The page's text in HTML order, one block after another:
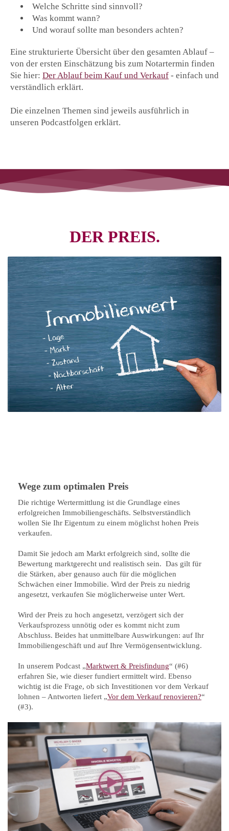
Welche Schritte sind sinnvoll?
Was kommt wann?
Und worauf sollte man besonders achten?
Eine strukturierte Übersicht über den gesamten Ablauf –
von der ersten Einschätzung bis zum Notartermin finden
Sie hier: Der Ablauf beim Kauf und Verkauf - einfach und
verständlich erklärt.
Die einzelnen Themen sind jeweils ausführlich in
unseren Podcastfolgen erklärt.
DER PREIS.
Wege zum optimalen Preis
Die richtige Wertermittlung ist die Grundlage eines
erfolgreichen Immobiliengeschäfts. Selbstverständlich
wollen Sie Ihr Eigentum zu einem möglichst hohen Preis
verkaufen.
Damit Sie jedoch am Markt erfolgreich sind, sollte die
Bewertung marktgerecht und realistisch sein. Das gilt für
die Stärken, aber genauso auch für die möglichen
Schwächen einer Immobilie. Wird der Preis zu niedrig
angesetzt, verkaufen Sie möglicherweise unter Wert.
Wird der Preis zu hoch angesetzt, verzögert sich der
Verkaufsprozess unnötig oder es kommt nicht zum
Abschluss. Beides hat unmittelbare Auswirkungen: auf Ihr
Immobiliengeschäft und auf Ihre Vermögensentwicklung.
In unserem Podcast „Marktwert & Preisfindung“ (#6)
erfahren Sie, wie dieser fundiert ermittelt wird. Ebenso
wichtig ist die Frage, ob sich Investitionen vor dem Verkauf
lohnen – Antworten liefert „Vor dem Verkauf renovieren?“
(#3).